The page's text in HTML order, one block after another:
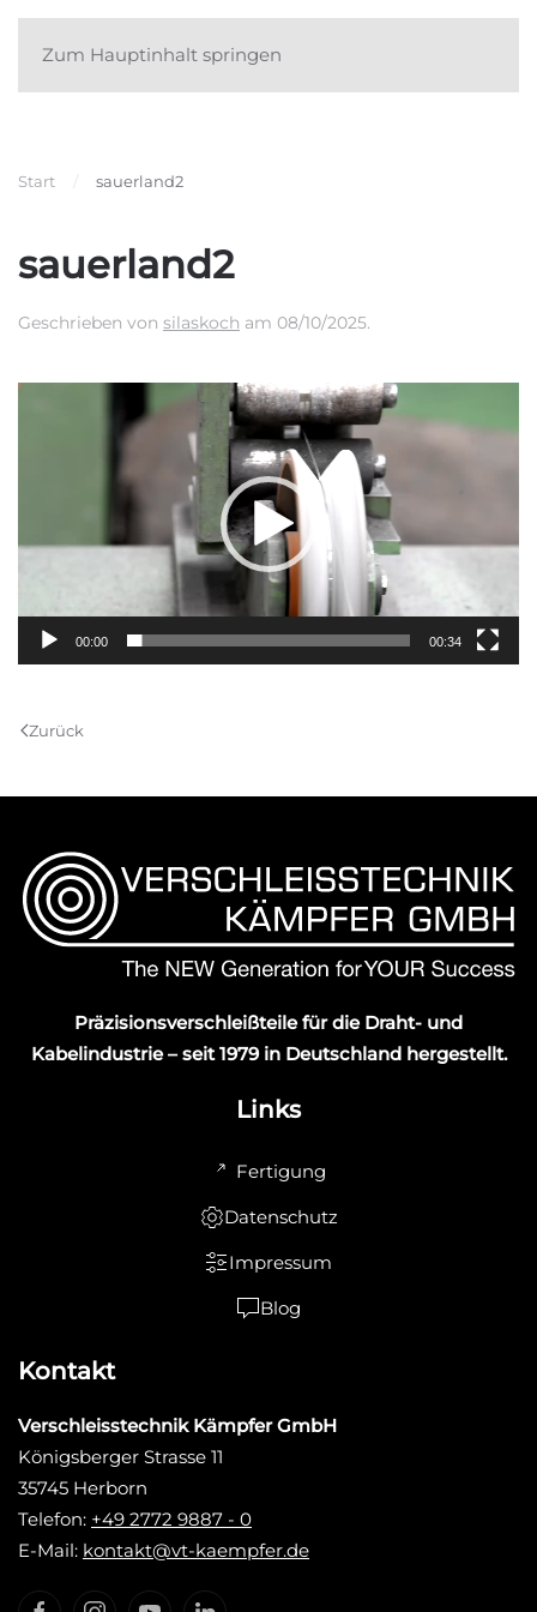
Zum Hauptinhalt springen
Start sauerland2
sauerland2
Geschrieben von silaskoch am 08/10/2025.
Video-
00:00 00:34
Zurück
Präzisionsverschleißteile für die Draht- und
Kabelindustrie – seit 1979 in Deutschland hergestellt.
Links
Fertigung
Datenschutz
Impressum
Blog
Kontakt
Verschleisstechnik Kämpfer GmbH
Königsberger Strasse 11
35745 Herborn
Telefon: +49 2772 9887 - 0
E-Mail: kontakt@vt-kaempfer.de